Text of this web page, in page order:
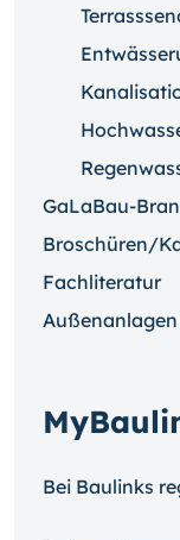
GaLaBau-
Broschüren/
Fachliteratur
Bei Baulinks